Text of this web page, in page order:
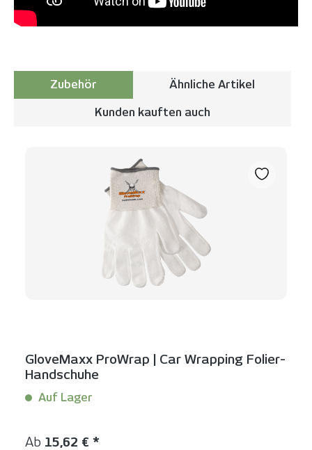
Zubehör Ähnliche Artikel
Kunden kauften auch
GloveMaxx ProWrap | Car Wrapping Folier-
Handschuhe
Auf Lager
Regulärer Preis:
Ab 15,62 € *